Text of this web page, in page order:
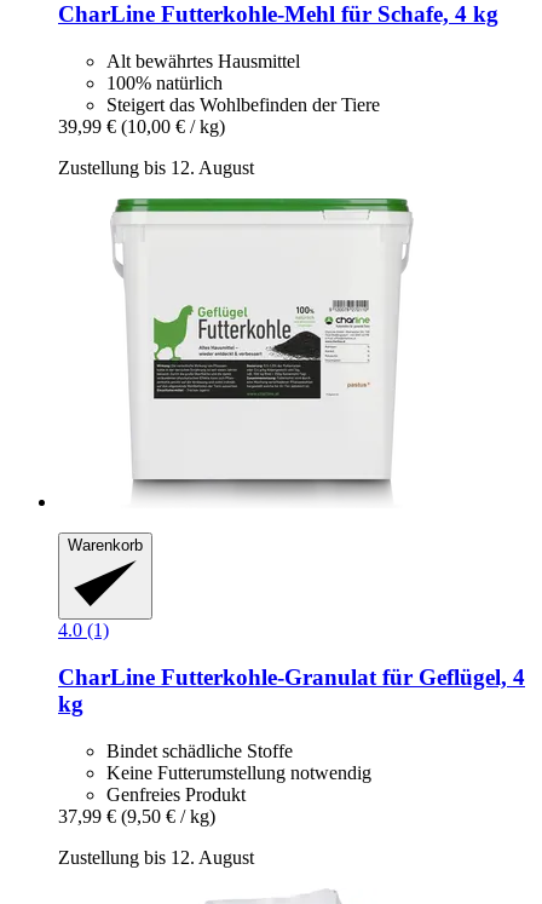
CharLine Futterkohle-​Mehl für Schafe, 4 kg
Alt bewährtes Hausmittel
100% natürlich
Steigert das Wohlbefinden der Tiere
39,99 € (10,00 € / kg)
Zustellung bis 12. August
Warenkorb
4.0 (1)
CharLine Futterkohle-​Granulat für Geflügel, 4
kg
Bindet schädliche Stoffe
Keine Futterumstellung notwendig
Genfreies Produkt
37,99 € (9,50 € / kg)
Zustellung bis 12. August